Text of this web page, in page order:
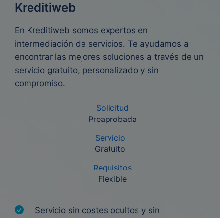
Kreditiweb
En Kreditiweb somos expertos en
intermediación de servicios. Te ayudamos a
encontrar las mejores soluciones a través de un
servicio gratuito, personalizado y sin
compromiso.
Solicitud
Preaprobada
Servicio
Gratuito
Requisitos
Flexible
Servicio sin costes ocultos y sin